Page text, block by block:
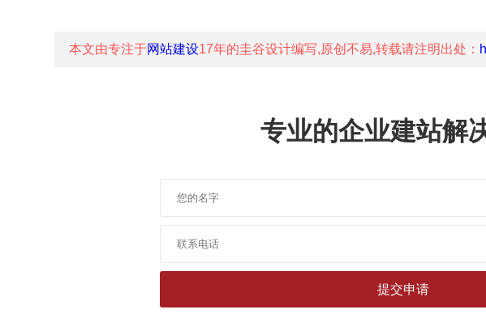
本文由专注于网站建设17年的圭谷设计编写,原创不易,转载请注明出处：
专业的企业建站解